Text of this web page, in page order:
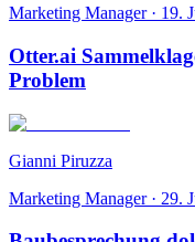
Marketing Manager· 19.
Otter.ai
Problem
Gianni Piruzza
Marketing Manager· 29.